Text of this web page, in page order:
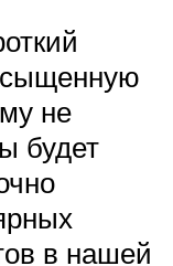
не
будет
в нашей